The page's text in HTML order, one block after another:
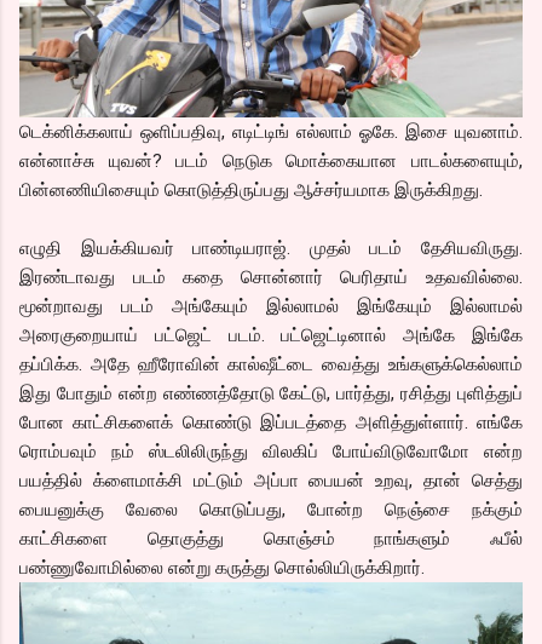
டெக்னிக்கலாய் ஒளிப்பதிவு, எடிட்டிங் எல்லாம் ஓகே. இசை யுவனாம்.
என்னாச்சு யுவன்? படம் நெடுக மொக்கையான பாடல்களையும்,
பின்னணியிசையும் கொடுத்திருப்பது ஆச்சர்யமாக இருக்கிறது.
எழுதி இயக்கியவர் பாண்டியராஜ். முதல் படம் தேசியவிருது.
இரண்டாவது படம் கதை சொன்னார் பெரிதாய் உதவவில்லை.
மூன்றாவது படம் அங்கேயும் இல்லாமல் இங்கேயும் இல்லாமல்
அரைகுறையாய் பட்ஜெட் படம். பட்ஜெட்டினால் அங்கே இங்கே
தப்பிக்க. அதே ஹீரோவின் கால்ஷீட்டை வைத்து உங்களுக்கெல்லாம்
இது போதும் என்ற எண்ணத்தோடு கேட்டு, பார்த்து, ரசித்து புளித்துப்
போன காட்சிகளைக் கொண்டு இப்படத்தை அளித்துள்ளார். எங்கே
ரொம்பவும் நம் ஸ்டலிலிருந்து விலகிப் போய்விடுவோமோ என்ற
பயத்தில் க்ளைமாக்சி மட்டும் அப்பா பையன் உறவு, தான் செத்து
பையனுக்கு வேலை கொடுப்பது, போன்ற நெஞ்சை நக்கும்
காட்சிகளை தொகுத்து கொஞ்சம் நாங்களும் ஃபீல்
பண்ணுவோமில்லை என்று கருத்து சொல்லியிருக்கிறார்.